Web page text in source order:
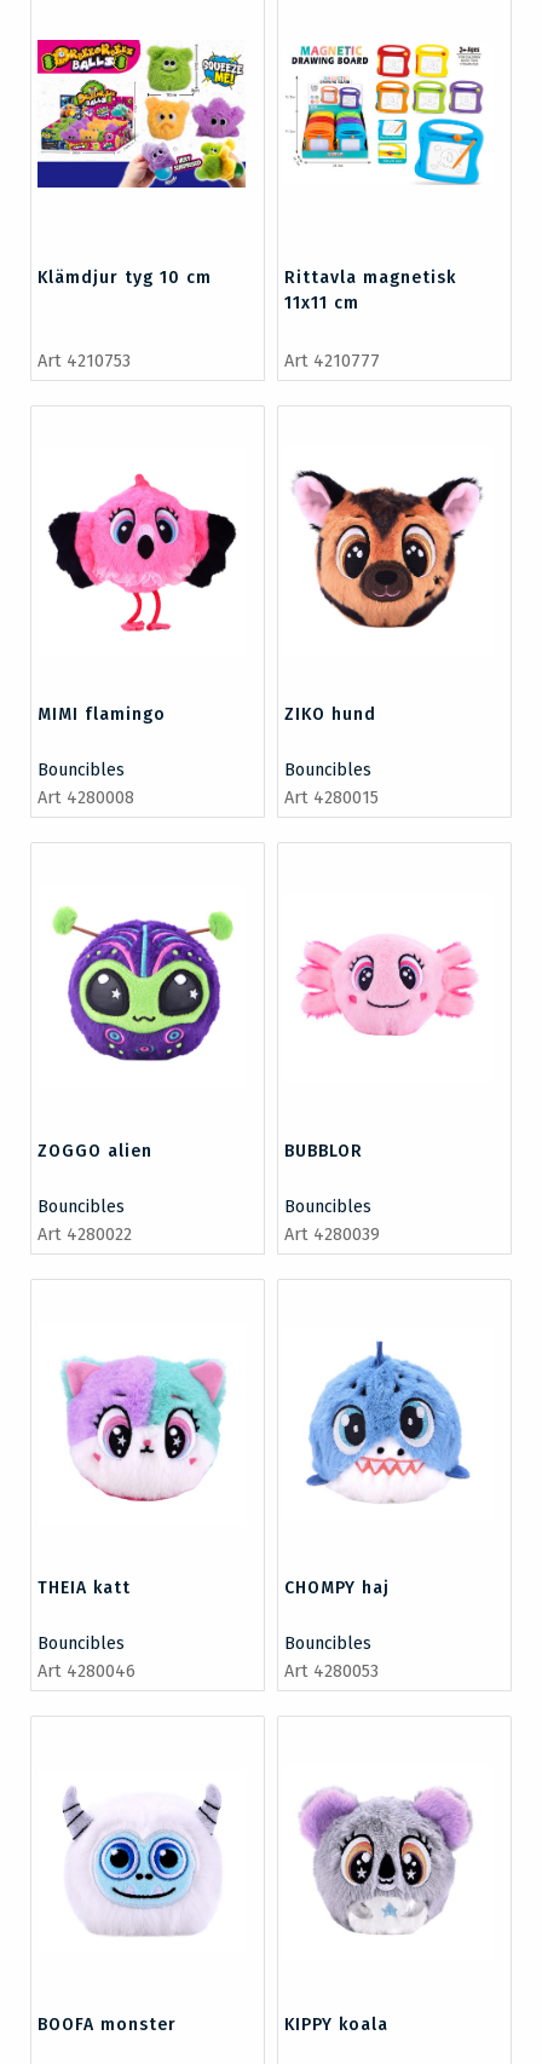
Klämdjur tyg 10 cm
Art 4210753
Rittavla magnetisk
11x11 cm
Art 4210777
MIMI flamingo
Bouncibles
Art 4280008
ZIKO hund
Bouncibles
Art 4280015
ZOGGO alien
Bouncibles
Art 4280022
BUBBLOR
Bouncibles
Art 4280039
THEIA katt
Bouncibles
Art 4280046
CHOMPY haj
Bouncibles
Art 4280053
BOOFA monster KIPPY koala